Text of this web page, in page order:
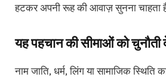
हटकर अपनी रूह की आवाज़ सुनना चाहता
यह पहचान की सीमाओं को चुनौती
नाम जाति, धर्म, लिंग या सामाजिक स्थिति